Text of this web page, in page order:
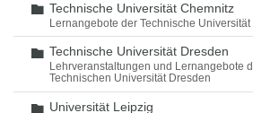
Ordner
Technische Universität Chemnitz
Lernangebote der Technische
Ordner
Technische Universität Dresden
Lehrveranstaltungen und Lernangebote
Technischen Universität Dresden
Ordner
Universität Leipzig